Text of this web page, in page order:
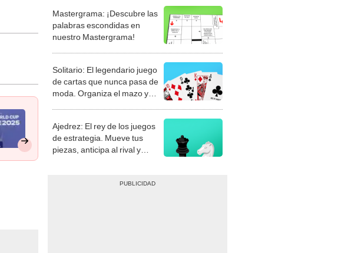
Mastergrama: ¡Descubre las
palabras escondidas en
nuestro Mastergrama!
Solitario: El legendario juego
de cartas que nunca pasa de
moda. Organiza el mazo y
Ajedrez: El rey de los juegos
de estrategia. Mueve tus
piezas, anticipa al rival y